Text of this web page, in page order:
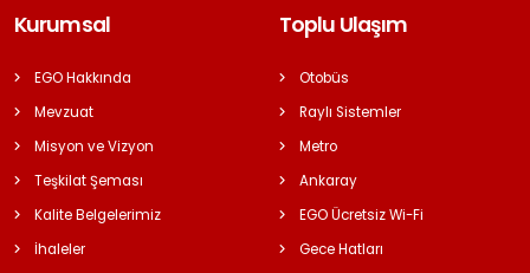
Kurumsal
EGO Hakkında
Mevzuat
Misyon ve Vizyon
Teşkilat Şeması
Kalite Belgelerimiz
İhaleler
Toplu Ulaşım
Otobüs
Raylı Sistemler
Metro
Ankaray
EGO Ücretsiz Wi-Fi
Gece Hatları